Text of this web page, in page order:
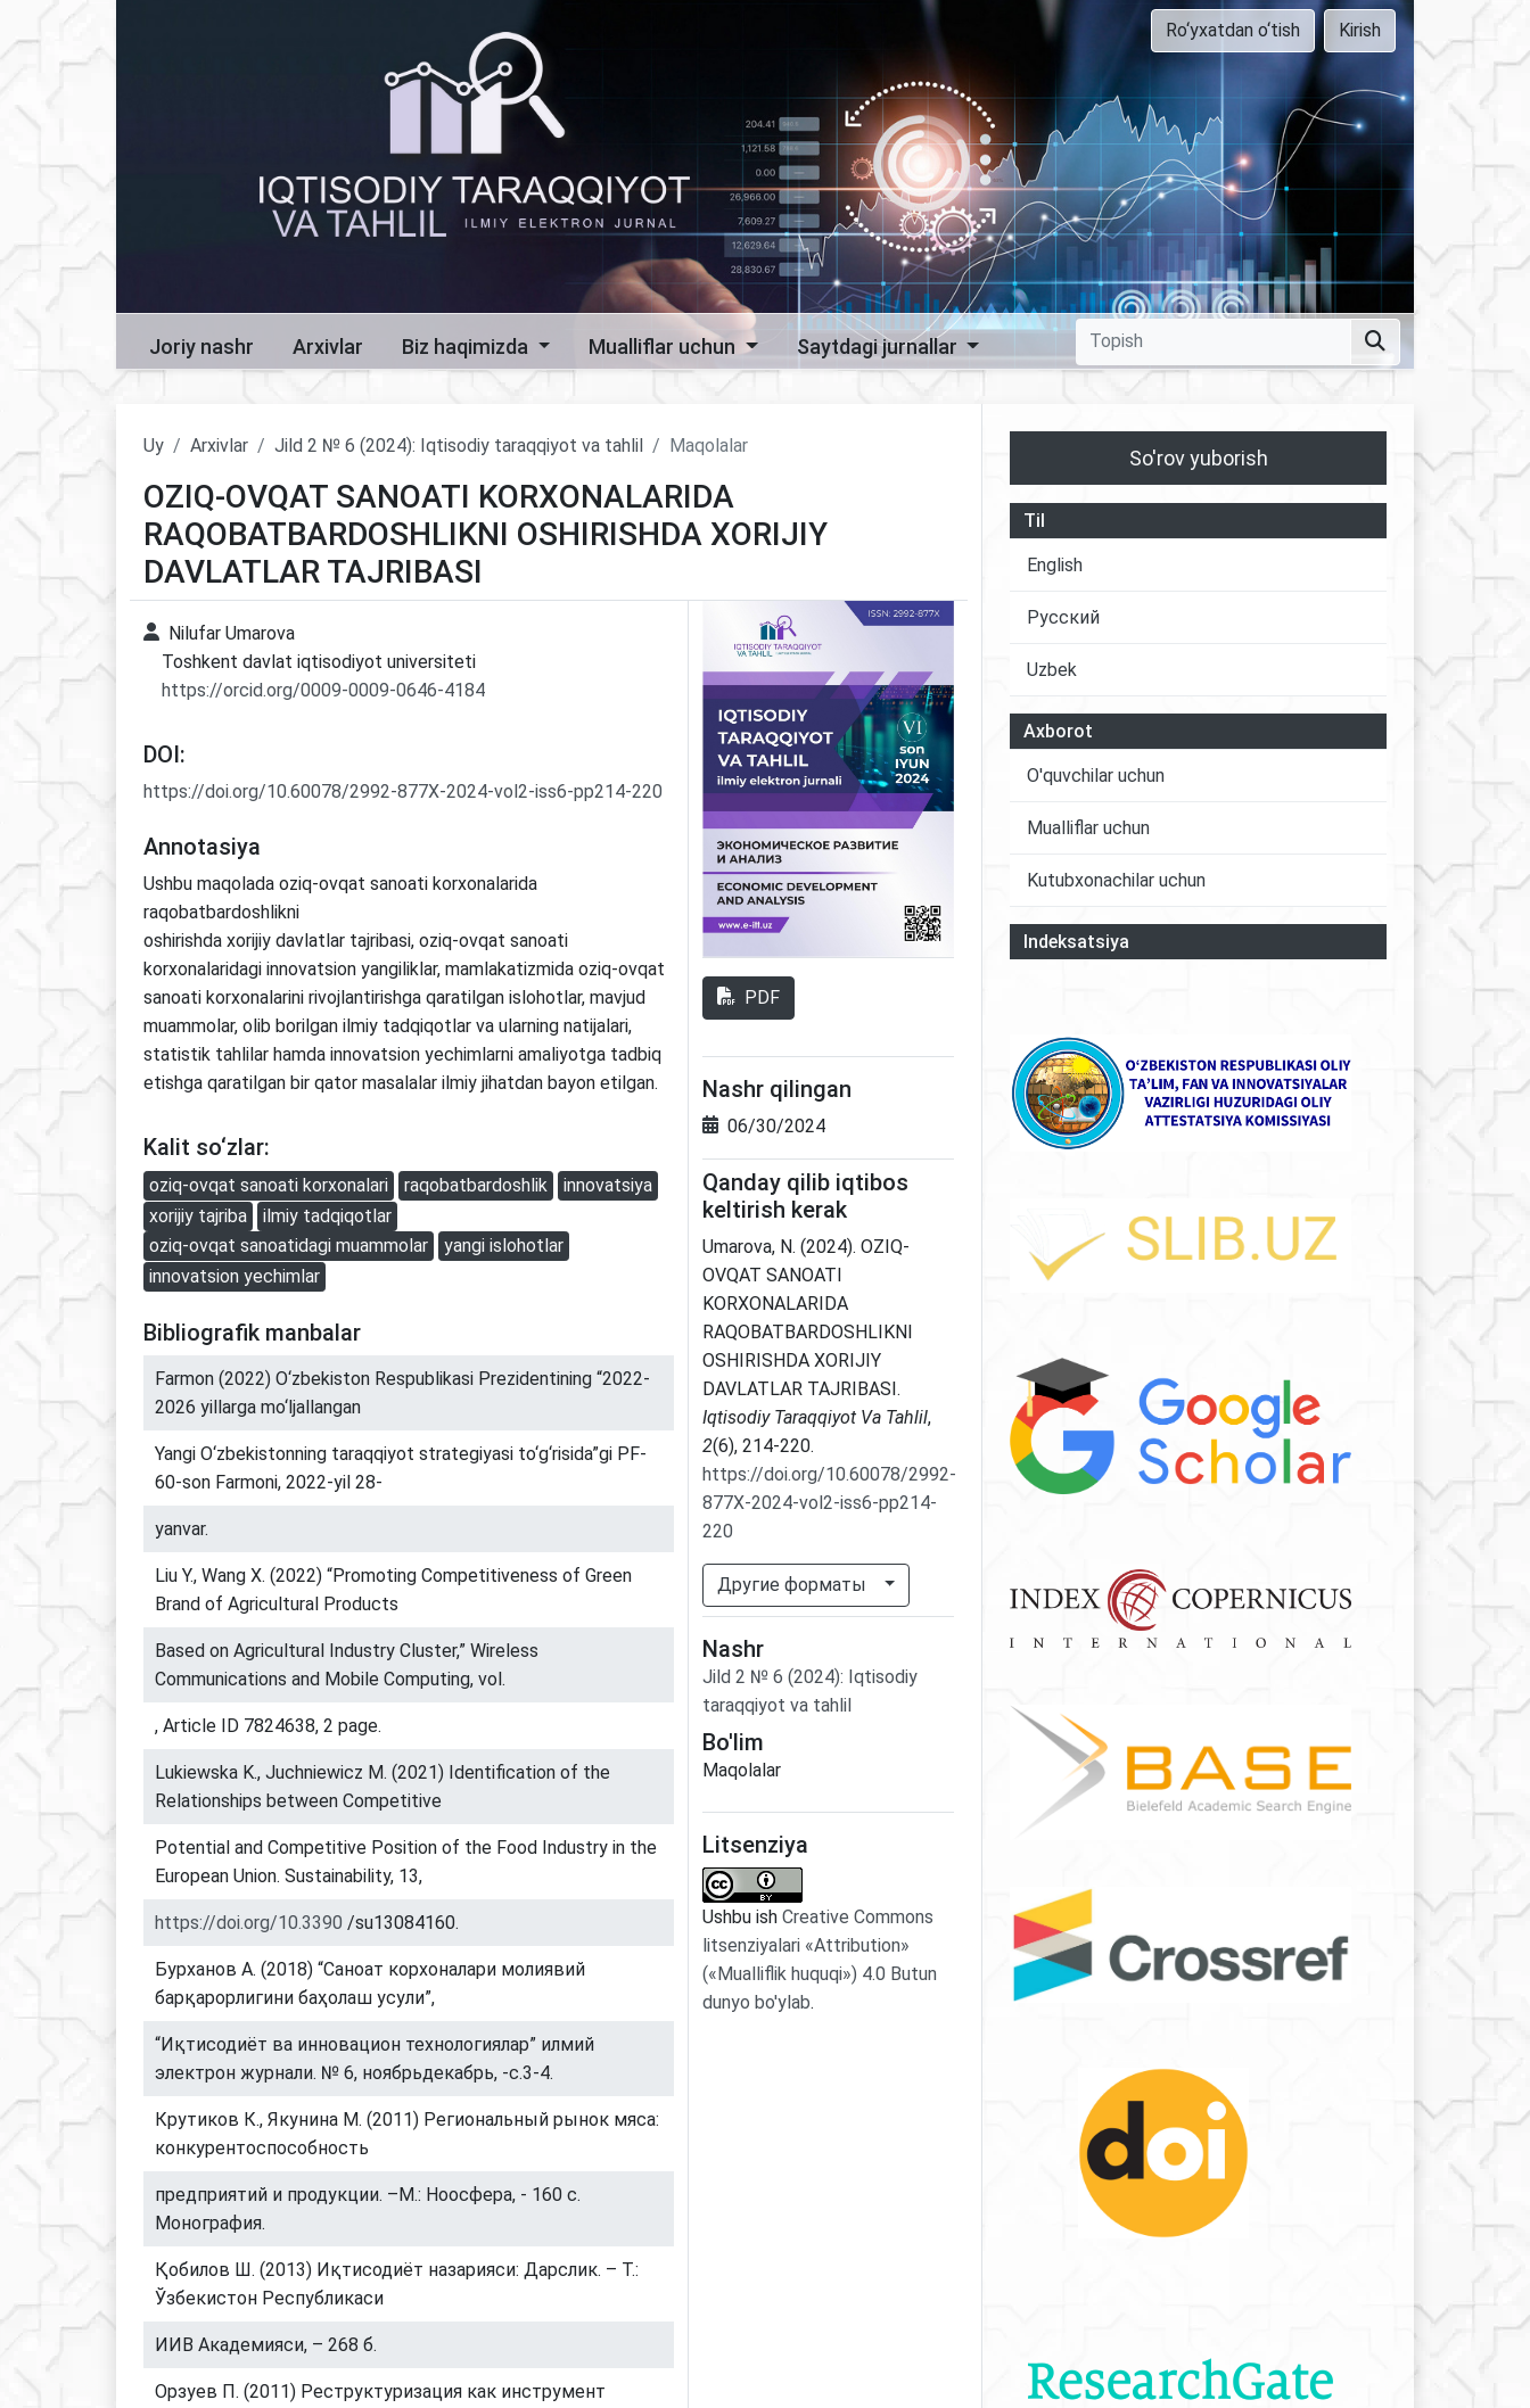
Ro‘yxatdan o‘tish Kirish
Joriy nashr Arxivlar Biz haqimizda Mualliflar uchun Saytdagi jurnallar
Uy Arxivlar Jild 2 № 6 (2024): Iqtisodiy taraqqiyot va tahlil Maqolalar
OZIQ-OVQAT SANOATI KORXONALARIDA
RAQOBATBARDOSHLIKNI OSHIRISHDA XORIJIY
DAVLATLAR TAJRIBASI
Nilufar Umarova
Toshkent davlat iqtisodiyot universiteti
https://orcid.org/0009-0009-0646-4184
DOI:
https://doi.org/10.60078/2992-877X-2024-vol2-iss6-pp214-220
Annotasiya
Ushbu maqolada oziq-ovqat sanoati korxonalarida
raqobatbardoshlikni
oshirishda xorijiy davlatlar tajribasi, oziq-ovqat sanoati
korxonalaridagi innovatsion yangiliklar, mamlakatizmida oziq-ovqat
sanoati korxonalarini rivojlantirishga qaratilgan islohotlar, mavjud
muammolar, olib borilgan ilmiy tadqiqotlar va ularning natijalari,
statistik tahlilar hamda innovatsion yechimlarni amaliyotga tadbiq
etishga qaratilgan bir qator masalalar ilmiy jihatdan bayon etilgan.
Kalit so‘zlar:
oziq-ovqat sanoati korxonalari raqobatbardoshlik
innovatsiya
xorijiy tajriba
ilmiy tadqiqotlar
oziq-ovqat sanoatidagi muammolar
yangi islohotlar
innovatsion yechimlar
Bibliografik manbalar
Farmon (2022) O‘zbekiston Respublikasi Prezidentining “2022-
2026 yillarga mo‘ljallangan
Yangi O‘zbekistonning taraqqiyot strategiyasi to‘g‘risida”gi PF-
60-son Farmoni, 2022-yil 28-
yanvar.
Liu Y., Wang X. (2022) “Promoting Competitiveness of Green
Brand of Agricultural Products
Based on Agricultural Industry Cluster,” Wireless
Communications and Mobile Computing, vol.
, Article ID 7824638, 2 page.
Lukiewska K., Juchniewicz M. (2021) Identification of the
Relationships between Competitive
Potential and Competitive Position of the Food Industry in the
European Union. Sustainability, 13,
https://doi.org/10.3390 /su13084160.
Бурханов А. (2018) “Саноат корхоналари молиявий
барқарорлигини баҳолаш усули”,
“Иқтисодиёт ва инновацион технологиялар” илмий
электрон журнали. № 6, ноябрьдекабрь, -с.3-4.
Крутиков К., Якунина М. (2011) Региональный рынок мяса:
конкурентоспособность
предприятий и продукции. –М.: Ноосфера, - 160 с.
Монография.
Қобилов Ш. (2013) Иқтисодиёт назарияси: Дарслик. – Т.:
Ўзбекистон Республикаси
ИИВ Академияси, – 268 б.
Орзуев П. (2011) Реструктуризация как инструмент
PDF
Nashr qilingan
06/30/2024
Qanday qilib iqtibos
keltirish kerak
Umarova, N. (2024). OZIQ-
OVQAT SANOATI
KORXONALARIDA
RAQOBATBARDOSHLIKNI
OSHIRISHDA XORIJIY
DAVLATLAR TAJRIBASI.
Iqtisodiy Taraqqiyot Va Tahlil,
2(6), 214-220.
https://doi.org/10.60078/2992-
877X-2024-vol2-iss6-pp214-
220
Другие форматы
Nashr
Jild 2 № 6 (2024): Iqtisodiy
taraqqiyot va tahlil
Bo'lim
Maqolalar
Litsenziya
Ushbu ish Creative Commons
litsenziyalari «Attribution»
(«Mualliflik huquqi») 4.0 Butun
dunyo bo'ylab.
So'rov yuborish
Til
English
Русский
Uzbek
Axborot
O'quvchilar uchun
Mualliflar uchun
Kutubxonachilar uchun
Indeksatsiya